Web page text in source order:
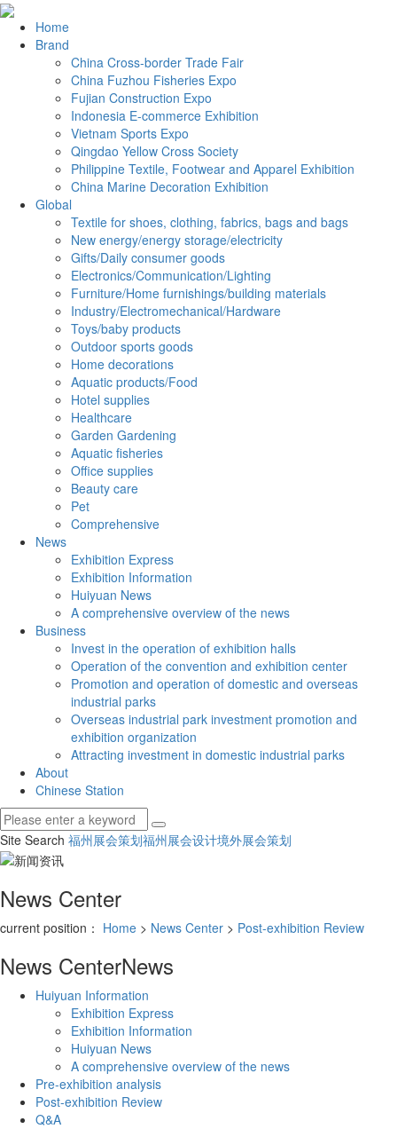
Home
Brand
China Cross-border Trade Fair
China Fuzhou Fisheries Expo
Fujian Construction Expo
Indonesia E-commerce Exhibition
Vietnam Sports Expo
Qingdao Yellow Cross Society
Philippine Textile, Footwear and Apparel Exhibition
China Marine Decoration Exhibition
Global
Textile for shoes, clothing, fabrics, bags and bags
New energy/energy storage/electricity
Gifts/Daily consumer goods
Electronics/Communication/Lighting
Furniture/Home furnishings/building materials
Industry/Electromechanical/Hardware
Toys/baby products
Outdoor sports goods
Home decorations
Aquatic products/Food
Hotel supplies
Healthcare
Garden Gardening
Aquatic fisheries
Office supplies
Beauty care
Pet
Comprehensive
News
Exhibition Express
Exhibition Information
Huiyuan News
A comprehensive overview of the news
Business
Invest in the operation of exhibition halls
Operation of the convention and exhibition center
Promotion and operation of domestic and overseas
industrial parks
Overseas industrial park investment promotion and
exhibition organization
Attracting investment in domestic industrial parks
About
Chinese Station
Site Search 福州展会策划福州展会设计境外展会策划
News Center
current position： Home > News Center > Post-exhibition Review
News CenterNews
Huiyuan Information
Exhibition Express
Exhibition Information
Huiyuan News
A comprehensive overview of the news
Pre-exhibition analysis
Post-exhibition Review
Q&A